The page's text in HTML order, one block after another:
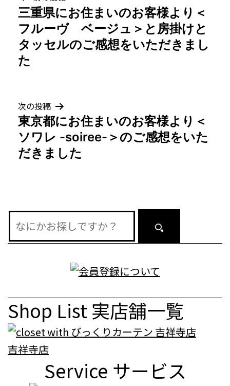
稿
ナ
ビ
ー
シ
ョ
三重県にお住まいのお客様より＜
フルーヴ ベージュ＞と房掛けと
タッセルのご感想をいただきまし
た
次の投稿
東京都にお住まいのお客様より＜
ソワレ -soiree-＞のご感想をいた
だきました
Shop List実店舗一覧
吉祥寺店
Service サービス